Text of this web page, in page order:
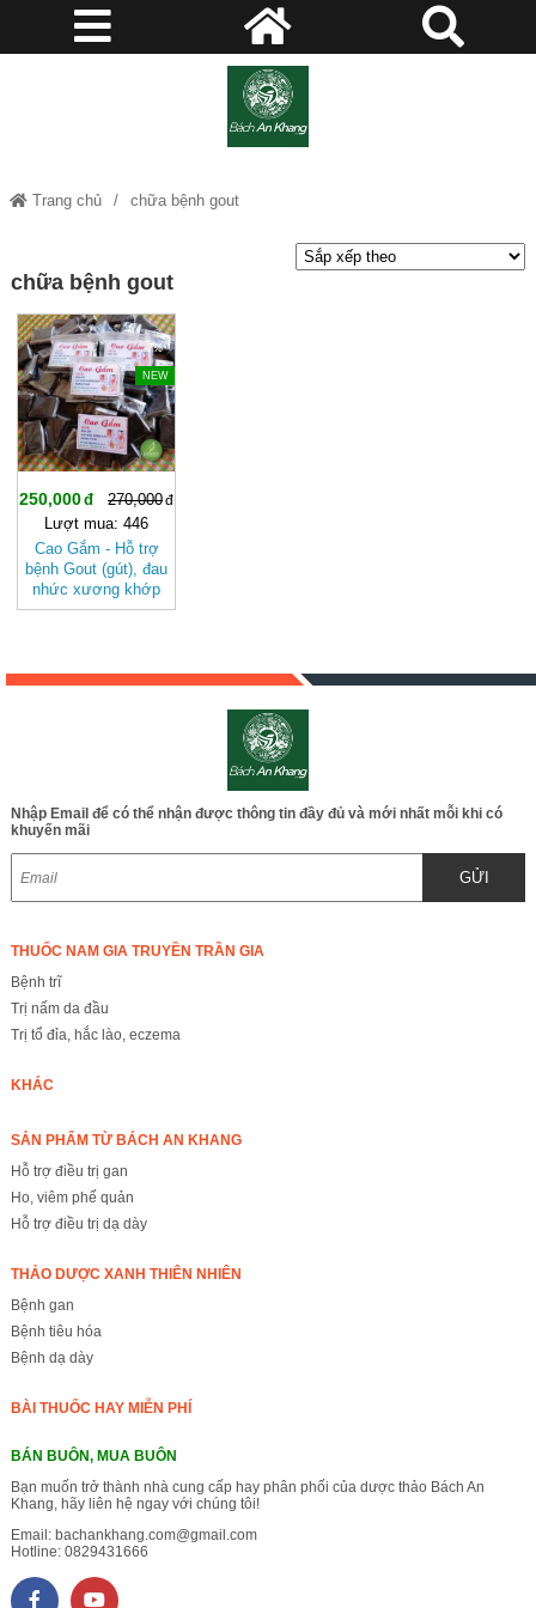
Trang chủ chữa bệnh gout
chữa bệnh gout
-7%
NEW
250,000
270,000
Lượt mua: 446
Cao Gắm - Hỗ trợ
bệnh Gout (gút), đau
nhức xương khớp
JD123 caogam
Nhập Email để có thể nhận được thông tin đầy đủ và mới nhất mỗi khi có
khuyến mãi
GỬI
THUỐC NAM GIA TRUYỀN TRẦN GIA
Bệnh trĩ
Trị nấm da đầu
Trị tổ đỉa, hắc lào, eczema
KHÁC
SẢN PHẨM TỪ BÁCH AN KHANG
Hỗ trợ điều trị gan
Ho, viêm phế quản
Hỗ trợ điều trị dạ dày
THẢO DƯỢC XANH THIÊN NHIÊN
Bệnh gan
Bệnh tiêu hóa
Bệnh dạ dày
BÀI THUỐC HAY MIỄN PHÍ
BÁN BUÔN, MUA BUÔN
Bạn muốn trở thành nhà cung cấp hay phân phối của dược thảo Bách An
Khang, hãy liên hệ ngay với chúng tôi!
Email: bachankhang.com@gmail.com
Hotline: 0829431666